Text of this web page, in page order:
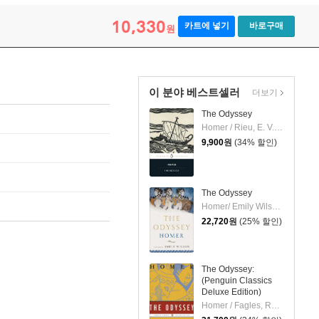
10,330원 카트에 넣기 바로구매
이 분야 베스트셀러
The Odyssey
Homer / Rieu, E. V. / Rieu, D. C. H.
9,900원 (34% 할인)
The Odyssey
Homer/ Emily Wilson (TRN)
22,720원 (25% 할인)
The Odyssey:
(Penguin Classics
Deluxe Edition)
더보기